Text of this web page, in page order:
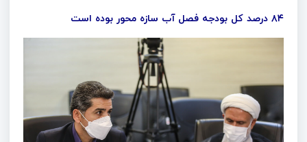
۸۴ درصد کل بودجه فصل آب سازه محور بوده است